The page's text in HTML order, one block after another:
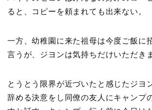
ると、コピーを頼まれても出来ない。
一方、幼稚園に来た祖母は今度ご飯に
言うが、ジヨンは気持ちだけいただき
とうとう限界が近づいたと感じたジヨ
辞める決意をし同僚の友人にキャンプ